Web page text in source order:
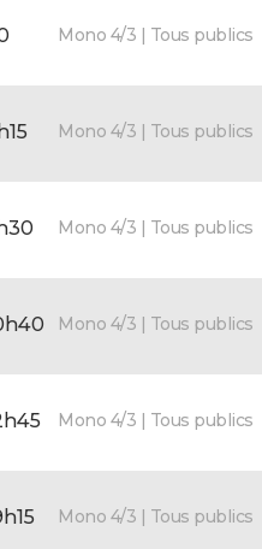
Mono 4/3 | Tous publics
Mono 4/3 | Tous publics
Mono 4/3 | Tous publics
Mono 4/3 | Tous publics
Mono 4/3 | Tous publics
Mono 4/3 | Tous publics